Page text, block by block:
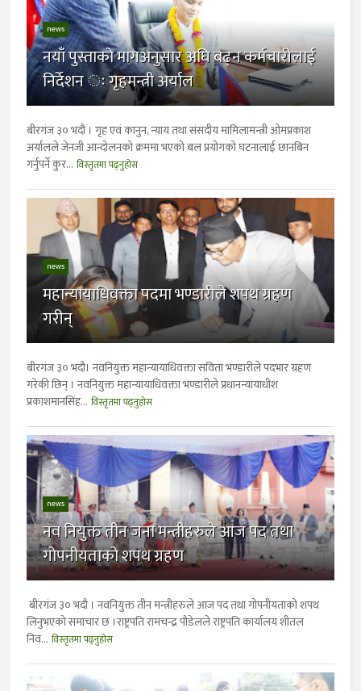
news
नयाँ पुस्ताको मागअनुसार अघि बढ्न कर्मचारीलाई
निर्देशन ः गृहमन्त्री अर्याल
बीरगंज ३० भदाै । गृह एवं कानुन, न्याय तथा संसदीय मामिलामन्त्री ओमप्रकाश
अर्यालले जेनजी आन्दोलनको क्रममा भएको बल प्रयोगको घटनालाई छानबिन
गर्नुपर्ने कुर... विस्तृतमा पढ्नुहोस
news
महान्यायाधिवक्ता पदमा भण्डारीले शपथ ग्रहण
गरीन्
बीरगंज ३० भदाै। नवनियुक्त महान्यायाधिवक्ता सविता भण्डारीले पदभार ग्रहण
गरेकी छिन् । नवनियुक्त महान्यायाधिवक्ता भण्डारीले प्रधानन्यायाधीश
प्रकाशमानसिंह... विस्तृतमा पढ्नुहोस
news
नव नियुक्त तीन जना मन्त्रीहरुले आज पद तथा
गोपनीयताको शपथ ग्रहण
बीरगंज ३० भदौ । नवनियुक्त तीन मन्त्रीहरुले आज पद तथा गोपनीयताको शपथ
लिनुभएको समाचार छ ।राष्ट्रपति रामचन्द्र पौडेलले राष्ट्रपति कार्यालय शीतल
निव... विस्तृतमा पढ्नुहोस